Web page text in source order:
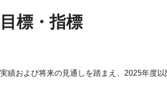
目標・指標
実績および将来の見通しを踏まえ、2025年度